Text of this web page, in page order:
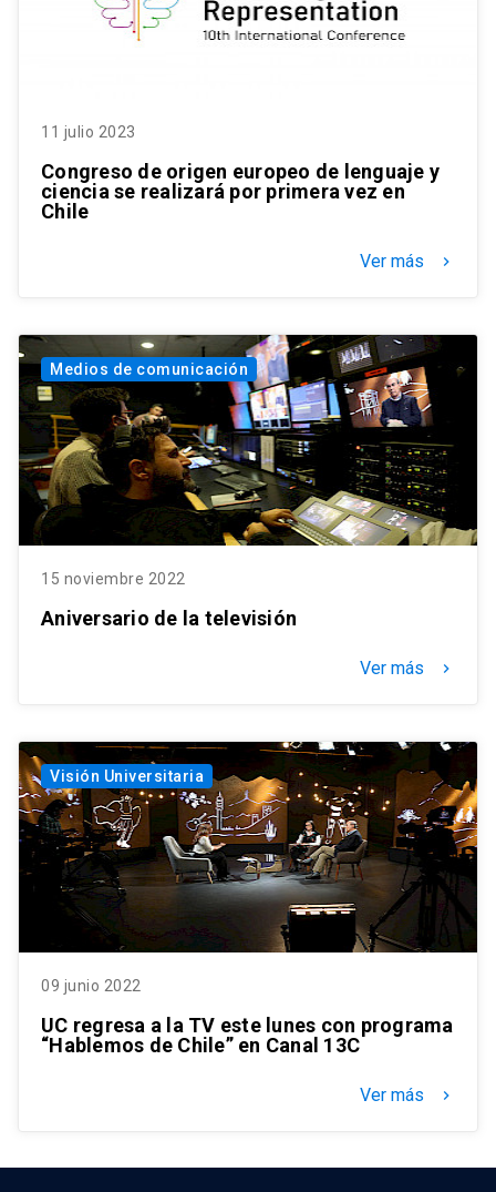
11 julio 2023
Congreso de origen europeo de lenguaje y
ciencia se realizará por primera vez en
Chile
Ver más keyboard_arrow_right
Medios de comunicación
15 noviembre 2022
Aniversario de la televisión
Ver más keyboard_arrow_right
Visión Universitaria
09 junio 2022
UC regresa a la TV este lunes con programa
“Hablemos de Chile” en Canal 13C
Ver más keyboard_arrow_right